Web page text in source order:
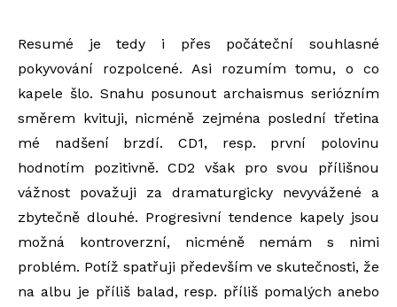
Resumé je tedy i přes počáteční souhlasné
pokyvování rozpolcené. Asi rozumím tomu, o co
kapele šlo. Snahu posunout archaismus seriózním
směrem kvituji, nicméně zejména poslední třetina
mé nadšení brzdí. CD1, resp. první polovinu
hodnotím pozitivně. CD2 však pro svou přílišnou
vážnost považuji za dramaturgicky nevyvážené a
zbytečně dlouhé. Progresivní tendence kapely jsou
možná kontroverzní, nicméně nemám s nimi
problém. Potíž spatřuji především ve skutečnosti, že
na albu je příliš balad, resp. příliš pomalých anebo